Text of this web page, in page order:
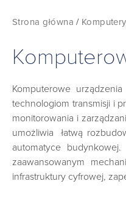
Strona główna /
Komputerowe
technologiom transmisji i
monitorowania i
umożliwia łatwą
automatyce
zaawansowanym
infrastruktury cyfrowej,